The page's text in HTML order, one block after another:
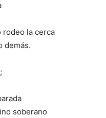
rodeo la cerca
demás.
soberano